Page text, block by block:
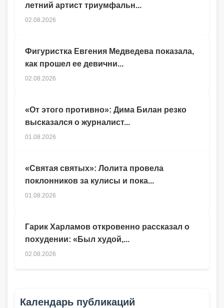
Гарик Харламов откровенно рассказал о
похудении: «Был худой,...
02.08.2026
летний артист триумфальн...
02.08.2026
Фигуристка Евгения Медведева показала,
как прошел ее девични...
02.08.2026
«От этого противно»: Дима Билан резко
высказался о журналист...
01.08.2026
«Святая святых»: Лолита провела
поклонников за кулисы и пока...
01.08.2026
Календарь публикаций